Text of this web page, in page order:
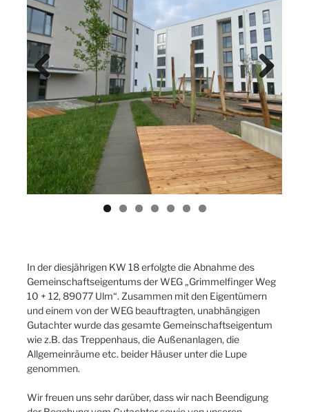
Previ
ous
Next
In der diesjährigen KW 18 erfolgte die Abnahme des
Gemeinschaftseigentums der WEG „Grimmelfinger Weg
10 + 12, 89077 Ulm“. Zusammen mit den Eigentümern
und einem von der WEG beauftragten, unabhängigen
Gutachter wurde das gesamte Gemeinschaftseigentum
wie z.B. das Treppenhaus, die Außenanlagen, die
Allgemeinräume etc. beider Häuser unter die Lupe
genommen.
Wir freuen uns sehr darüber, dass wir nach Beendigung